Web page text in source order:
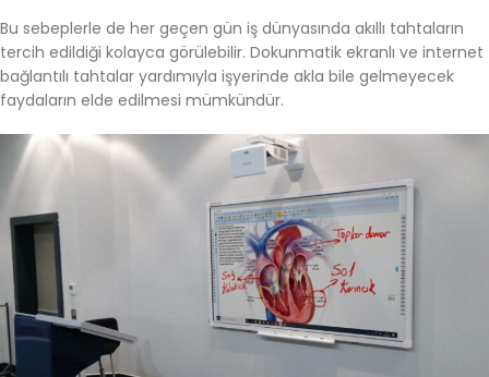
Bu sebeplerle de her geçen gün iş dünyasında akıllı tahtaların
tercih edildiği kolayca görülebilir. Dokunmatik ekranlı ve internet
bağlantılı tahtalar yardımıyla işyerinde akla bile gelmeyecek
faydaların elde edilmesi mümkündür.